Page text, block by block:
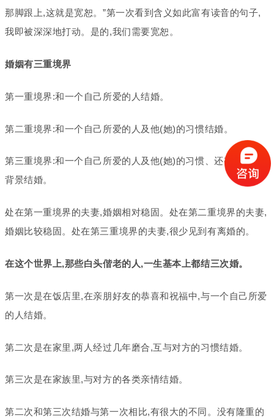
那脚跟上,这就是宽恕。”第一次看到含义如此富有读音的句子,
我即被深深地打动。是的,我们需要宽恕。
婚姻有三重境界
第一重境界:和一个自己所爱的人结婚。
第二重境界:和一个自己所爱的人及他(她)的习惯结婚。
第三重境界:和一个自己所爱的人及他(她)的习惯、还有他(她)的
背景结婚。
处在第一重境界的夫妻,婚姻相对稳固。处在第二重境界的夫妻,
婚姻比较稳固。处在第三重境界的夫妻,很少见到有离婚的。
在这个世界上,那些白头偕老的人,一生基本上都结三次婚。
第一次是在饭店里,在亲朋好友的恭喜和祝福中,与一个自己所爱
的人结婚。
第二次是在家里,两人经过几年磨合,互与对方的习惯结婚。
第三次是在家族里,与对方的各类亲情结婚。
第二次和第三次结婚与第一次相比,有很大的不同。没有隆重的